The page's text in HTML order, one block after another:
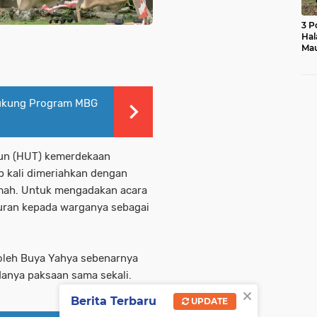
Program MBG
(HUT) kemerdekaan
kali dimeriahkan dengan
Untuk mengadakan acara
kepada warganya sebagai
Buya Yahya sebenarnya
paksaan sama sekali.
3
×
Berita Terbaru UPDATE